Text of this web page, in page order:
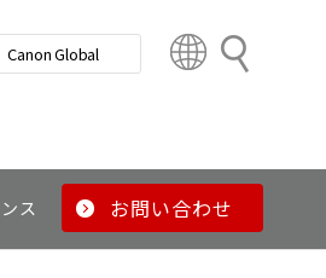
検
Canon Global
t
y
ス お問い合わせ